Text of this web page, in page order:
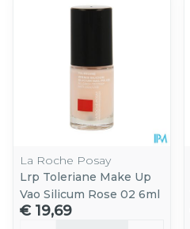
La Roche Posay
Lrp Toleriane Make Up
Vao Silicum Rose 02 6ml
€ 19,69